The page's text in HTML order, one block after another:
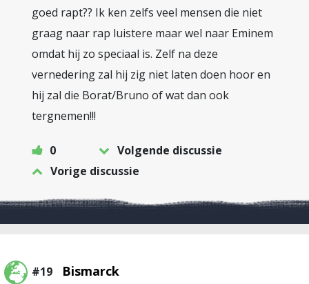
goed rapt?? Ik ken zelfs veel mensen die niet
graag naar rap luistere maar wel naar Eminem
omdat hij zo speciaal is. Zelf na deze
vernedering zal hij zig niet laten doen hoor en
hij zal die Borat/Bruno of wat dan ook
tergnemen!!!
0
Volgende discussie
Vorige discussie
#19 Bismarck